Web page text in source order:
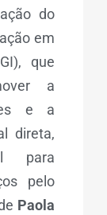
do
em
que
a
e a
direta,
para
pelo
Paola